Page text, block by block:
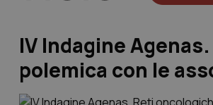
IV Indagine
polemica con le